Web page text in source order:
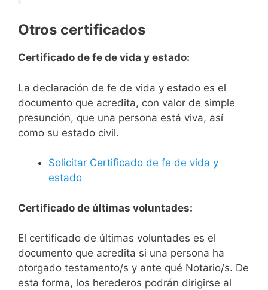
Otros certificados
Certificado de fe de vida y estado:
La declaración de fe de vida y estado es el
documento que acredita, con valor de simple
presunción, que una persona está viva, así
como su estado civil.
Solicitar Certificado de fe de vida y
estado
Certificado de últimas voluntades:
El certificado de últimas voluntades es el
documento que acredita si una persona ha
otorgado testamento/s y ante qué Notario/s. De
esta forma, los herederos podrán dirigirse al